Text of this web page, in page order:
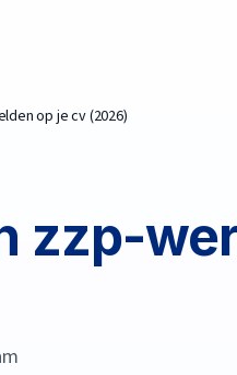
op je cv (2026)
zzp-